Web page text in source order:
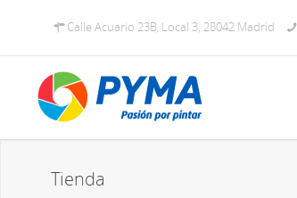
Calle Acuario 23B, Local 3, 28042 Madrid
Tienda